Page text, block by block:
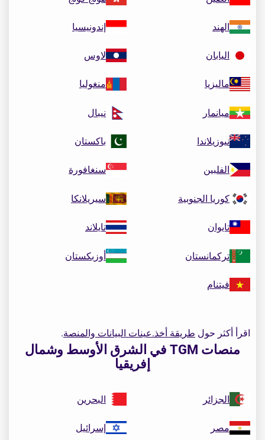
الهند إندونيسيا
اليابان لاوس
ماليزيا منغوليا
ميانمار نيبال
نيوزيلاندا باكستان
الفلبين سنغافورة
كوريا الجنوبية سيريلانكا
تايوان تايلاند
تركمانستان أوزبكستان
فيتنام
اقرأ أكثر حول طريقة أخذ.عينات البيانات والمنصة.
منصات TGM في الشرق الأوسط وشمال
إفريقيا
الجزائر البحرين
مصر إسرائيل